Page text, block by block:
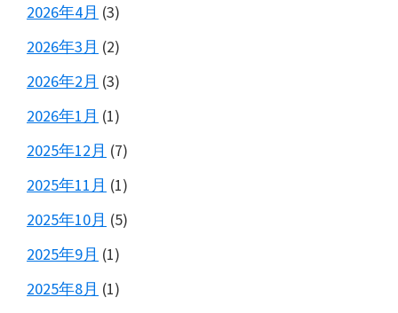
2026年4月 (3)
2026年3月 (2)
2026年2月 (3)
2026年1月 (1)
2025年12月 (7)
2025年11月 (1)
2025年10月 (5)
2025年9月 (1)
2025年8月 (1)